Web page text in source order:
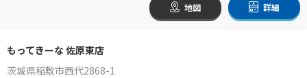
地図 詳細
もってきーな 佐原東店
茨城県稲敷市西代2868-1